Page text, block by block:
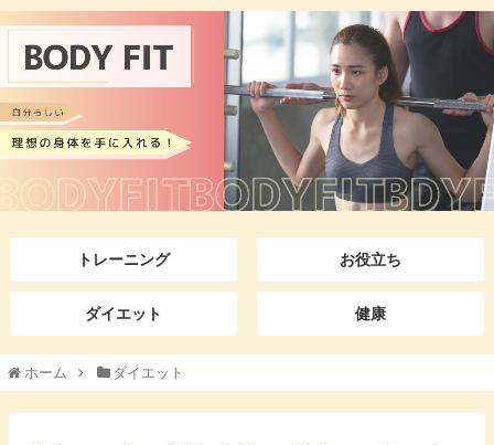
トレーニング お役立ち
ダイエット 健康
ホーム ダイエット